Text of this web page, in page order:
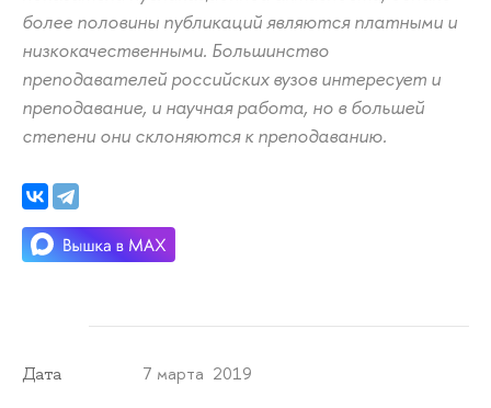
более половины публикаций являются платными и
низкокачественными. Большинство
преподавателей российских вузов интересует и
преподавание, и научная работа, но в большей
степени они склоняются к преподаванию.
Дата 7 марта 2019